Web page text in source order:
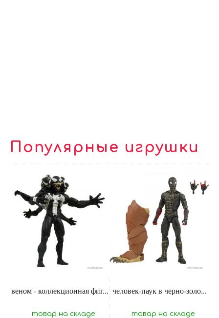
Популярные игрушки
веном - коллекционная фиг...
товар на складе
человек-паук в черно-золо...
товар на складе